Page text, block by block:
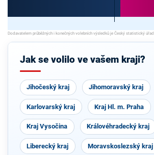
Jak se volilo ve vašem kraji?
Jihočeský kraj Jihomoravský kraj
Karlovarský kraj Kraj Hl. m. Praha
Kraj Vysočina Královéhradecký kraj
Liberecký kraj Moravskoslezský kraj